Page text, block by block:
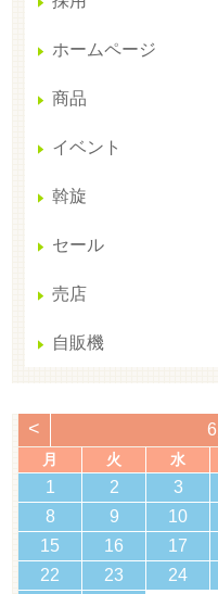
ホームページ
商品
イベント
斡旋
セール
売店
自販機
<
月 火 水
1 2 3
8
9 10
15
16 17
22
23 24